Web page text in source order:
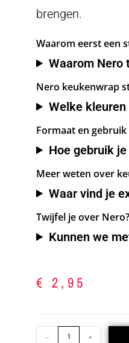
brengen.
Waarom eerst een
Waarom Nero
Nero keukenwrap
Welke kleuren
Formaat en
Hoe gebruik
Meer weten over
Waar vind je
Twijfel je over Nero?
Kunnen we
€ 2,95
- +